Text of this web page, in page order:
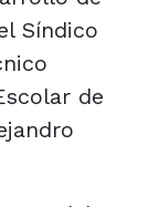
Síndico
de